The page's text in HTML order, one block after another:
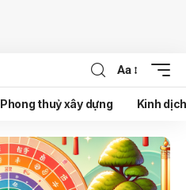
Aa
Phong thuỷ xây dựng Kinh